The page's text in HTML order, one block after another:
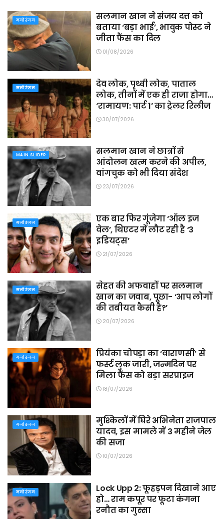
मनोरंजन
सलमान खान ने संजय दत्त को
बताया ‘बड़ा भाई’, भावुक पोस्ट ने
जीता फैंस का दिल
01/08/2026
मनोरंजन
देव लोक, पृथ्वी लोक, पाताल
लोक, तीनों में एक ही राजा होगा…
‘रामायण: पार्ट 1’ का ट्रेलर रिलीज
30/07/2026
MAIN SLIDER
सलमान खान ने छात्रों से
आंदोलन खत्म करने की अपील,
वांगचुक को भी दिया संदेश
23/07/2026
मनोरंजन
एक बार फिर गूंजेगा ‘ऑल इज
वेल’, थिएटर में लौट रही है ‘3
इडियट्स’
21/07/2026
मनोरंजन
सेहत की अफवाहों पर सलमान
खान का जवाब, पूछा- ‘आप लोगों
की तबीयत कैसी है?’
20/07/2026
मनोरंजन
प्रियंका चोपड़ा का ‘वाराणसी’ से
फर्स्ट लुक जारी, जन्मदिन पर
मिला फैंस को बड़ा सरप्राइज
18/07/2026
मनोरंजन
मुश्किलों में घिरे अभिनेता राजपाल
यादव, इस मामले में 3 महीने जेल
की सजा
10/07/2026
मनोरंजन
Lock Upp 2: फूहड़पन दिखाने आए
हो… राम कपूर पर फूटा कंगना
रनौत का गुस्सा